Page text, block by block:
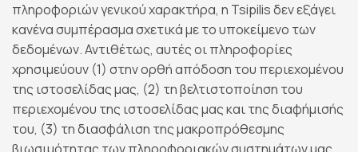
πληροφοριών γενικού χαρακτήρα, η Tsipilis δεν εξάγει
κανένα συμπέρασμα σχετικά με το υποκείμενο των
δεδομένων. Αντιθέτως, αυτές οι πληροφορίες
χρησιμεύουν (1) στην ορθή απόδοση του περιεχομένου
της ιστοσελίδας μας, (2) τη βελτιστοποίηση του
περιεχομένου της ιστοσελίδας μας και της διαφήμισής
του, (3) τη διασφάλιση της μακροπρόθεσμης